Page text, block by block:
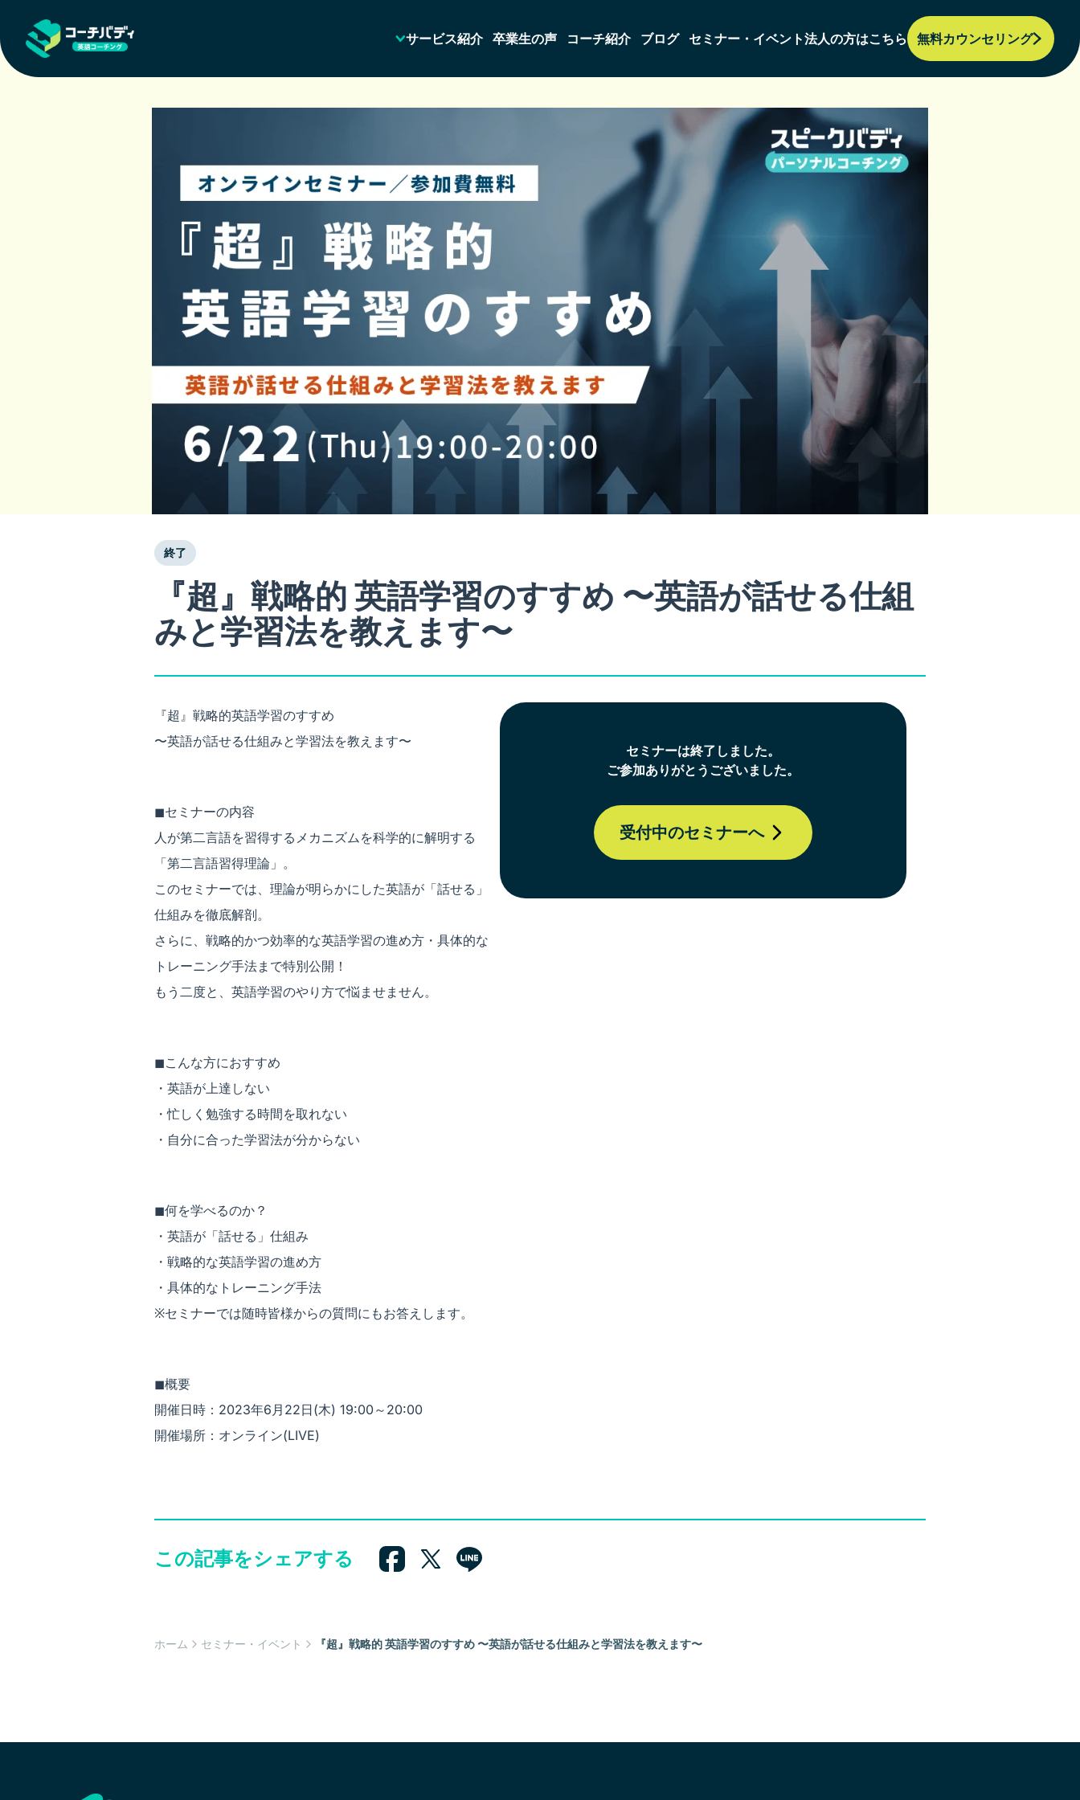
サービス紹介 卒業生の声 コーチ紹介 ブログ セミナー・イベント法人の方はこちら 無料カウンセリング
終了
『超』戦略的 英語学習のすすめ 〜英語が話せる仕組
みと学習法を教えます〜
『超』戦略的英語学習のすすめ
〜英語が話せる仕組みと学習法を教えます〜
◼︎セミナーの内容
人が第二言語を習得するメカニズムを科学的に解明する
「第二言語習得理論」。
このセミナーでは、理論が明らかにした英語が「話せる」
仕組みを徹底解剖。
さらに、戦略的かつ効率的な英語学習の進め方・具体的な
トレーニング手法まで特別公開！
もう二度と、英語学習のやり方で悩ませません。
◼︎こんな方におすすめ
・英語が上達しない
・忙しく勉強する時間を取れない
・自分に合った学習法が分からない
◼︎何を学べるのか？
・英語が「話せる」仕組み
・戦略的な英語学習の進め方
・具体的なトレーニング手法
※セミナーでは随時皆様からの質問にもお答えします。
◼︎概要
開催日時：2023年6月22日(木) 19:00～20:00
開催場所：オンライン(LIVE)
セミナーは終了しました。
ご参加ありがとうございました。
受付中のセミナーへ
この記事をシェアする
ホーム セミナー・イベント 『超』戦略的 英語学習のすすめ 〜英語が話せる仕組みと学習法を教えます〜